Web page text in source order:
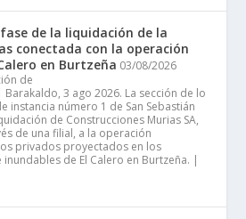
de la liquidación de la
conectada con la operación
en Burtzeña 03/08/2026
de
3 ago 2026. La sección de lo
instancia número 1 de San Sebastián
de Construcciones Murias SA,
de una filial, a la operación
privados proyectados en los
de El Calero en Burtzeña. |